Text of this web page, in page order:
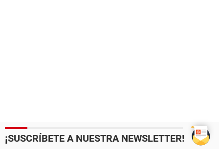
¡SUSCRÍBETE A NUESTRA NEWSLETTER!